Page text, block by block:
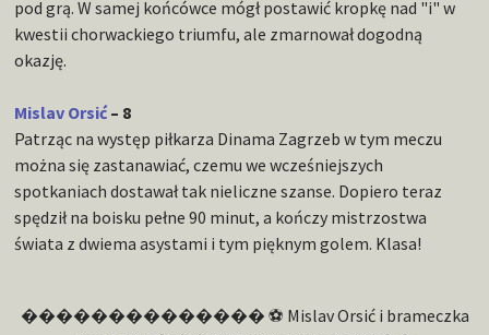
pod grą. W samej końcówce mógł postawić kropkę nad "i" w
kwestii chorwackiego triumfu, ale zmarnował dogodną
okazję.
Mislav Orsić– 8
Patrząc na występ piłkarza Dinama Zagrzeb w tym meczu
można się zastanawiać, czemu we wcześniejszych
spotkaniach dostawał tak nieliczne szanse. Dopiero teraz
spędził na boisku pełne 90 minut, a kończy mistrzostwa
świata z dwiema asystami i tym pięknym golem. Klasa!
�������������� ⚽ Mislav Orsić i brameczka